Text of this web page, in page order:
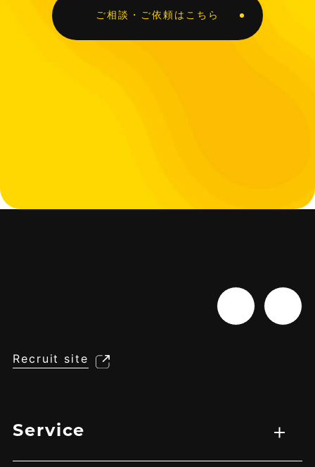
ご相談・ご依頼はこちら
Recruit site
Service
サービス一覧
WEB制作
映像制作
広告マーケティング戦略
アプリ開発